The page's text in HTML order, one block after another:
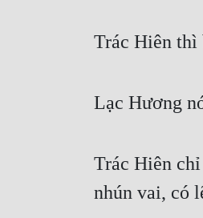
Trác Hiên thì
Lạc Hương
Trác Hiên
nhún vai, có